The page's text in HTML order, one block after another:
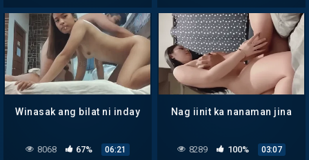
Winasak ang bilat ni inday
8068 67% 06:21
Nag iinit ka nanaman jina
8289 100% 03:07